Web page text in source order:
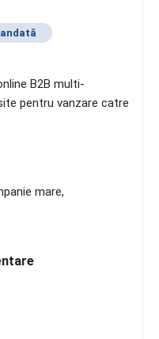
B2B multi-
pentru vanzare catre
mare,